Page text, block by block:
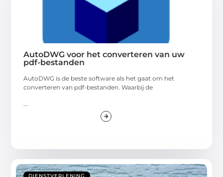
AutoDWG voor het converteren van uw
pdf-bestanden
AutoDWG is de beste software als het gaat om het
converteren van pdf-bestanden. Waarbij de
DIENSTVERLENING